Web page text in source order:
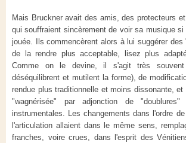
Mais Bruckner avait des amis, des protecteurs
qui souffraient sincèrement de voir sa musique
jouée. Ils commencèrent alors à lui suggérer des
de la rendre plus acceptable, lisez plus
Comme on le devine, il s'agit très souvent
déséquilibrent et mutilent la forme), de
rendue plus traditionnelle et moins dissonante, et
"wagnérisée" par adjonction de
instrumentales. Les changements dans l'ordre
l'articulation allaient dans le même sens,
franches, voire crues, dans l'esprit des